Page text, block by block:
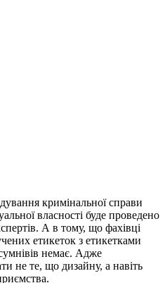
кримінальної справи
власності буде проведено
А в тому, що фахівці
етикеток з етикетками
немає. Адже
не те, що дизайну, а навіть